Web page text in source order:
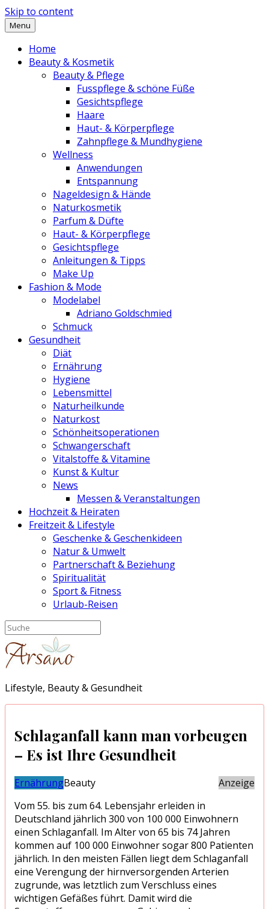
Skip to content
Menu
Home
Beauty & Kosmetik
Beauty & Pflege
Fusspflege & schöne Füße
Gesichtspflege
Haare
Haut- & Körperpflege
Zahnpflege & Mundhygiene
Wellness
Anwendungen
Entspannung
Nageldesign & Hände
Naturkosmetik
Parfum & Düfte
Haut- & Körperpflege
Gesichtspflege
Anleitungen & Tipps
Make Up
Fashion & Mode
Modelabel
Adriano Goldschmied
Schmuck
Gesundheit
Diät
Ernährung
Hygiene
Lebensmittel
Naturheilkunde
Naturkost
Schönheitsoperationen
Schwangerschaft
Vitalstoffe & Vitamine
Kunst & Kultur
News
Messen & Veranstaltungen
Hochzeit & Heiraten
Freitzeit & Lifestyle
Geschenke & Geschenkideen
Natur & Umwelt
Partnerschaft & Beziehung
Spiritualität
Sport & Fitness
Urlaub-Reisen
Lifestyle, Beauty & Gesundheit
Schlaganfall kann man vorbeugen
– Es ist Ihre Gesundheit
ErnährungBeauty
Anzeige
Vom 55. bis zum 64. Lebensjahr erleiden in
Deutschland jährlich 300 von 100 000 Einwohnern
einen Schlaganfall. Im Alter von 65 bis 74 Jahren
kommen auf 100 000 Einwohner sogar 800 Patienten
jährlich. In den meisten Fällen liegt dem Schlaganfall
eine Verengung der hirnversorgenden Arterien
zugrunde, was letztlich zum Verschluss eines
wichtigen Gefäßes führt. Damit wird die